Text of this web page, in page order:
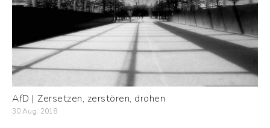
AfD | Zersetzen, zerstören, drohen
30 Aug. 2018